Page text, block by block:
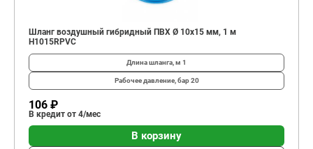
Шланг воздушный гибридный ПВХ Ø 10х15 мм, 1 м
H1015RPVC
Длина шланга, м 1
Рабочее давление, бар20
106 ₽
В кредит от 4/мес
В корзину